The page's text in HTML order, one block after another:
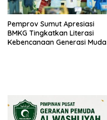
Pemprov Sumut Apresiasi
BMKG Tingkatkan Literasi
Kebencanaan Generasi Muda